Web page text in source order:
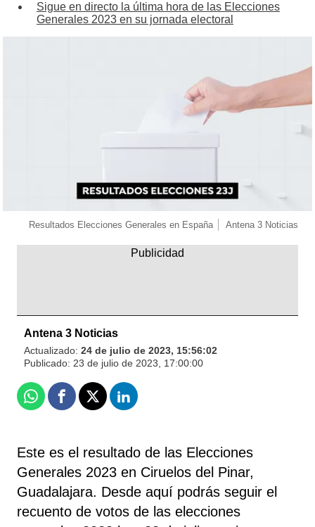
Sigue en directo la última hora de las Elecciones
Generales 2023 en su jornada electoral
Resultados Elecciones Generales en España Antena 3 Noticias
Antena 3 Noticias
Actualizado: 24 de julio de 2023, 15:56:02
Publicado: 23 de julio de 2023, 17:00:00
WhatsappFacebook
X Linkedin
Este es el resultado de las Elecciones
Generales 2023 en Ciruelos del Pinar,
Guadalajara. Desde aquí podrás seguir el
recuento de votos de las elecciones